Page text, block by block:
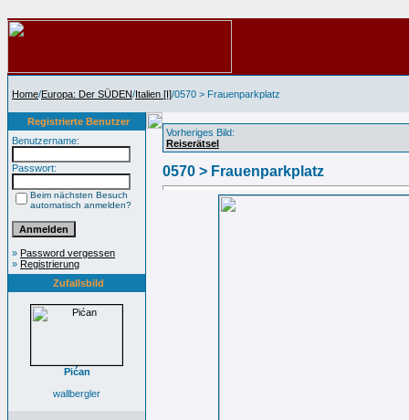
Home/Europa: Der SÜDEN/Italien [I]/0570 > Frauenparkplatz
Registrierte Benutzer
Benutzername:
Passwort:
Beim nächsten Besuch
automatisch anmelden?
» Password vergessen
» Registrierung
Zufallsbild
Pićan
wallbergler
Vorheriges Bild:
Reiserätsel
0570 > Frauenparkplatz